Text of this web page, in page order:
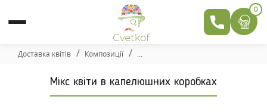
0
Доставка квітів Композиції
Мікс квіти в капелюшних коробках